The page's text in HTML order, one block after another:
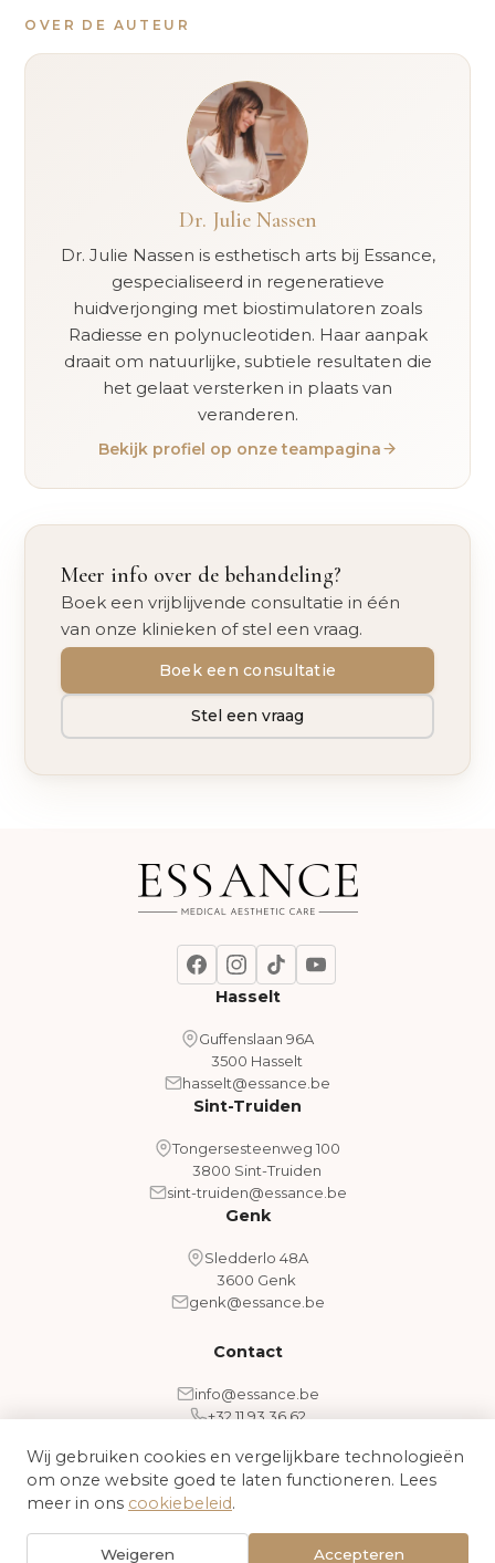
OVER DE AUTEUR
Dr. Julie Nassen
Dr. Julie Nassen is esthetisch arts bij Essance,
gespecialiseerd in regeneratieve
huidverjonging met biostimulatoren zoals
Radiesse en polynucleotiden. Haar aanpak
draait om natuurlijke, subtiele resultaten die
het gelaat versterken in plaats van
veranderen.
Bekijk profiel op onze teampagina
Meer info over de behandeling?
Boek een vrijblijvende consultatie in één
van onze klinieken of stel een vraag.
Boek een consultatie
Stel een vraag
Hasselt
Guffenslaan 96A
3500 Hasselt
hasselt@essance.be
Sint-Truiden
Tongersesteenweg 100
3800 Sint-Truiden
sint-truiden@essance.be
Genk
Sledderlo 48A
3600 Genk
genk@essance.be
Contact
info@essance.be
+32 11 93 36 62
Algemene voorwaarden
© 2026 Essance - Medical Aesthetic Clinic. Alle rechten
Wij gebruiken cookies en vergelijkbare technologieën
om onze website goed te laten functioneren. Lees
meer in ons cookiebeleid.
Weigeren Accepteren